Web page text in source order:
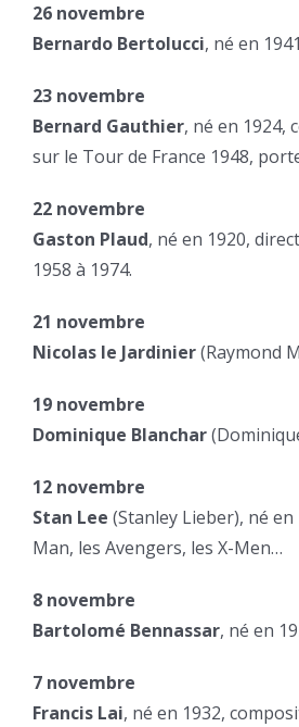
26 novembre
Bernardo Bertolucci, né en
23 novembre
Bernard Gauthier, né en 1924,
sur le Tour de France 1948,
22 novembre
Gaston Plaud, né en 1920,
1958 à 1974.
21 novembre
Nicolas le Jardinier(Raymond
19 novembre
Dominique Blanchar
12 novembre
Stan Lee (Stanley Lieber), né
Man, les Avengers, les X-Men…
8 novembre
Bartolomé Bennassar, né en
7 novembre
Francis Lai, né en 1932,